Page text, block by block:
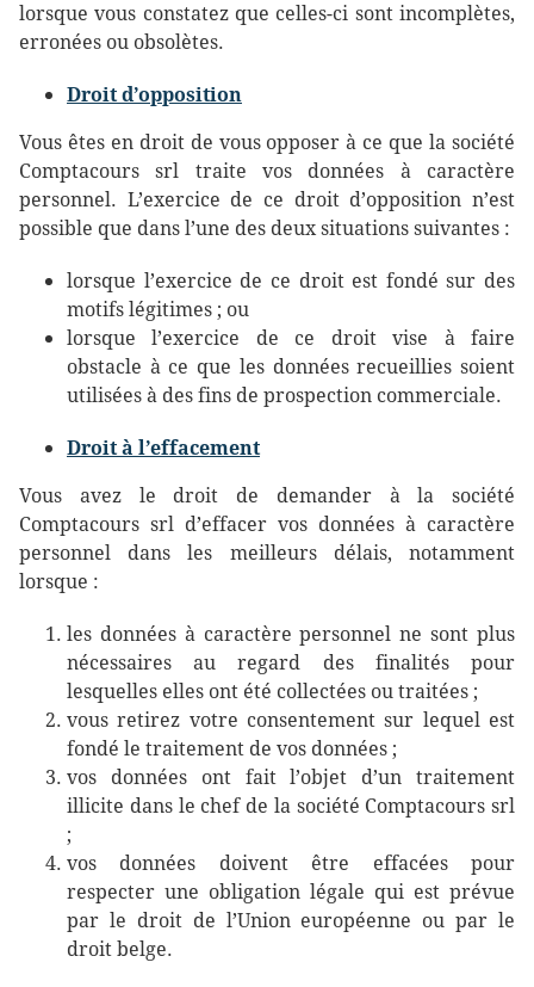
lorsque vous constatez que celles-ci sont incomplètes,
erronées ou obsolètes.
Droit d’opposition
Vous êtes en droit de vous opposer à ce que la société
Comptacours srl traite vos données à caractère
personnel. L’exercice de ce droit d’opposition n’est
possible que dans l’une des deux situations suivantes :
lorsque l’exercice de ce droit est fondé sur des
motifs légitimes ; ou
lorsque l’exercice de ce droit vise à faire
obstacle à ce que les données recueillies soient
utilisées à des fins de prospection commerciale.
Droit à l’effacement
Vous avez le droit de demander à la société
Comptacours srl d’effacer vos données à caractère
personnel dans les meilleurs délais, notamment
lorsque :
les données à caractère personnel ne sont plus
nécessaires au regard des finalités pour
lesquelles elles ont été collectées ou traitées ;
vous retirez votre consentement sur lequel est
fondé le traitement de vos données ;
vos données ont fait l’objet d’un traitement
illicite dans le chef de la société Comptacours srl
;
vos données doivent être effacées pour
respecter une obligation légale qui est prévue
par le droit de l’Union européenne ou par le
droit belge.